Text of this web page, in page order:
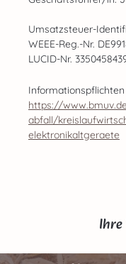
Umsatzsteuer-
WEEE-Reg.-Nr.
LUCID-Nr.
Informationspflichten
https://
abfall/
elektronikaltgeraete